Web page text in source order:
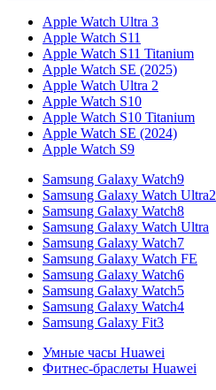
Apple Watch Ultra 3
Apple Watch S11
Apple Watch S11 Titanium
Apple Watch SE (2025)
Apple Watch Ultra 2
Apple Watch S10
Apple Watch S10 Titanium
Apple Watch SE (2024)
Apple Watch S9
Samsung Galaxy Watch9
Samsung Galaxy Watch Ultra2
Samsung Galaxy Watch8
Samsung Galaxy Watch Ultra
Samsung Galaxy Watch7
Samsung Galaxy Watch FE
Samsung Galaxy Watch6
Samsung Galaxy Watch5
Samsung Galaxy Watch4
Samsung Galaxy Fit3
Умные часы Huawei
Фитнес-браслеты Huawei